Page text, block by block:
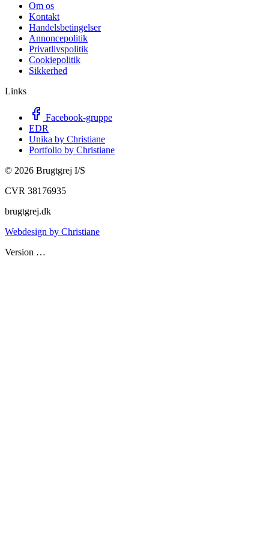
Om os
Kontakt
Handelsbetingelser
Annoncepolitik
Privatlivspolitik
Cookiepolitik
Sikkerhed
Links
Facebook-gruppe
EDR
Unika by Christiane
Portfolio by Christiane
© 2026 Brugtgrej I/S
CVR 38176935
brugtgrej.dk
Webdesign by Christiane
Version …